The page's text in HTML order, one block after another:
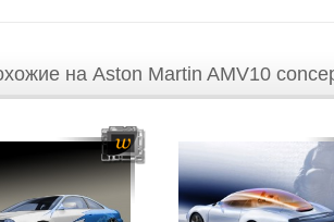
на Aston Martin AMV10